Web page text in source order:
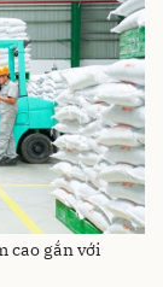
cao gắn với